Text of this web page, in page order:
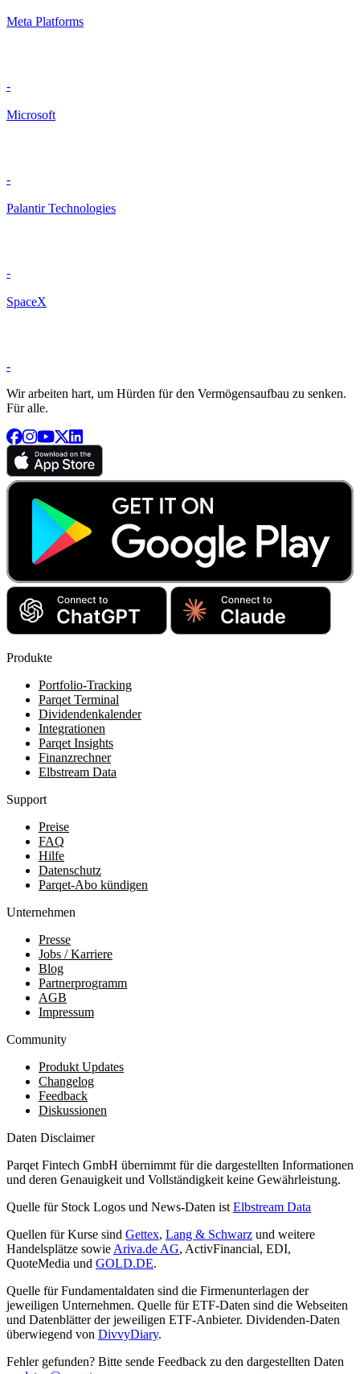
Meta Platforms
-
Microsoft
-
Palantir Technologies
-
SpaceX
-
Wir arbeiten hart, um Hürden für den Vermögensaufbau zu senken.
Für alle.
Produkte
Portfolio-Tracking
Parqet Terminal
Dividendenkalender
Integrationen
Parqet Insights
Finanzrechner
Elbstream Data
Support
Preise
FAQ
Hilfe
Datenschutz
Parqet-Abo kündigen
Unternehmen
Presse
Jobs / Karriere
Blog
Partnerprogramm
AGB
Impressum
Community
Produkt Updates
Changelog
Feedback
Diskussionen
Daten Disclaimer
Parqet Fintech GmbH übernimmt für die dargestellten Informationen
und deren Genauigkeit und Vollständigkeit keine Gewährleistung.
Quelle für Stock Logos und News-Daten ist Elbstream Data
Quellen für Kurse sind Gettex, Lang & Schwarz und weitere
Handelsplätze sowie Ariva.de AG, ActivFinancial, EDI,
QuoteMedia und GOLD.DE.
Quelle für Fundamentaldaten sind die Firmenunterlagen der
jeweiligen Unternehmen. Quelle für ETF-Daten sind die Webseiten
und Datenblätter der jeweiligen ETF-Anbieter. Dividenden-Daten
überwiegend von DivvyDiary.
Fehler gefunden? Bitte sende Feedback zu den dargestellten Daten